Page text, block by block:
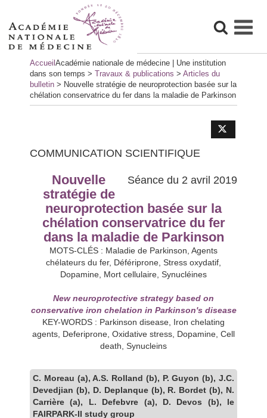
Accueil Académie nationale de médecine | Une institution
dans son temps > Travaux & publications > Articles du
bulletin > Nouvelle stratégie de neuroprotection basée sur la
chélation conservatrice du fer dans la maladie de Parkinson
COMMUNICATION SCIENTIFIQUE
Séance du 2 avril 2019
Nouvelle
stratégie de
neuroprotection basée sur la
chélation conservatrice du fer
dans la maladie de Parkinson
MOTS-CLÉS : Maladie de Parkinson, Agents
chélateurs du fer, Défériprone, Stress oxydatif,
Dopamine, Mort cellulaire, Synucléines
New neuroprotective strategy based on
conservative iron chelation in Parkinson's disease
KEY-WORDS : Parkinson disease, Iron chelating
agents, Deferiprone, Oxidative stress, Dopamine, Cell
death, Synucleins
C. Moreau (a), A.S. Rolland (b), P. Guyon (b), J.C.
Devedjian (b), D. Deplanque (b), R. Bordet (b), N.
Carrière (a), L. Defebvre (a), D. Devos (b), le
FAIRPARK-II study group